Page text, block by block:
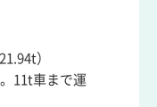
）
11t車まで運